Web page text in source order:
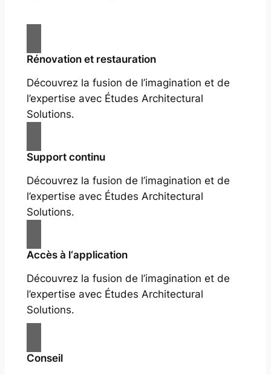
Rénovation et restauration
Découvrez la fusion de l’imagination et de
l’expertise avec Études Architectural
Solutions.
Support continu
Découvrez la fusion de l’imagination et de
l’expertise avec Études Architectural
Solutions.
Accès à l‘application
Découvrez la fusion de l’imagination et de
l’expertise avec Études Architectural
Solutions.
Conseil